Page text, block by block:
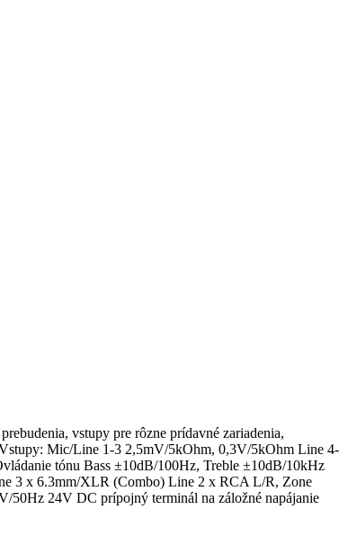
vstupy pre rôzne prídavné zariadenia,
Mic/Line 1-3 2,5mV/5kOhm, 0,3V/5kOhm Line 4-
tónu Bass ±10dB/100Hz, Treble ±10dB/10kHz
3 x 6.3mm/XLR (Combo) Line 2 x RCA L/R, Zone
50Hz 24V DC prípojný terminál na záložné napájanie